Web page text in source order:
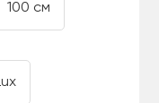
100 см